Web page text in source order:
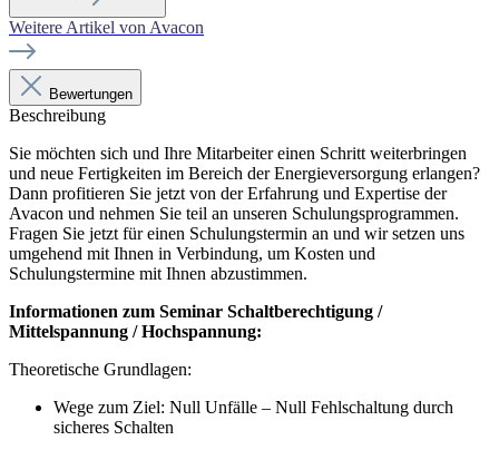
Weitere Artikel von Avacon
Bewertungen
Beschreibung
Sie möchten sich und Ihre Mitarbeiter einen Schritt weiterbringen
und neue Fertigkeiten im Bereich der Energieversorgung erlangen?
Dann profitieren Sie jetzt von der Erfahrung und Expertise der
Avacon und nehmen Sie teil an unseren Schulungsprogrammen.
Fragen Sie jetzt für einen Schulungstermin an und wir setzen uns
umgehend mit Ihnen in Verbindung, um Kosten und
Schulungstermine mit Ihnen abzustimmen.
Informationen zum Seminar Schaltberechtigung /
Mittelspannung / Hochspannung:
Theoretische Grundlagen:
Wege zum Ziel: Null Unfälle – Null Fehlschaltung durch
sicheres Schalten